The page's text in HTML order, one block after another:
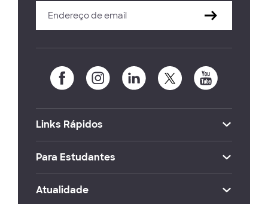
Links Rápidos
Para Estudantes
Atualidade